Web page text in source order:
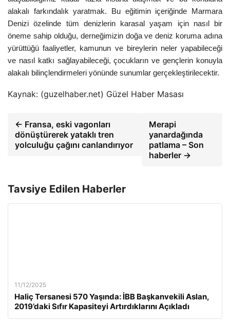
alakalı farkındalık yaratmak. Bu eğitimin içeriğinde Marmara
Denizi özelinde tüm denizlerin karasal yaşam için nasıl bir
öneme sahip olduğu, derneğimizin doğa ve deniz koruma adına
yürüttüğü faaliyetler, kamunun ve bireylerin neler yapabileceği
ve nasıl katkı sağlayabileceği, çocukların ve gençlerin konuyla
alakalı bilinçlendirmeleri yönünde sunumlar gerçekleştirilecektir.
Kaynak: (guzelhaber.net) Güzel Haber Masası
← Fransa, eski vagonları
dönüştürerek yataklı tren
yolculuğu çağını canlandırıyor
Merapi
yanardağında
patlama – Son
haberler →
Tavsiye Edilen Haberler
11/12/2025
Haliç Tersanesi 570 Yaşında: İBB Başkanvekili Aslan,
2019’daki Sıfır Kapasiteyi Artırdıklarını Açıkladı